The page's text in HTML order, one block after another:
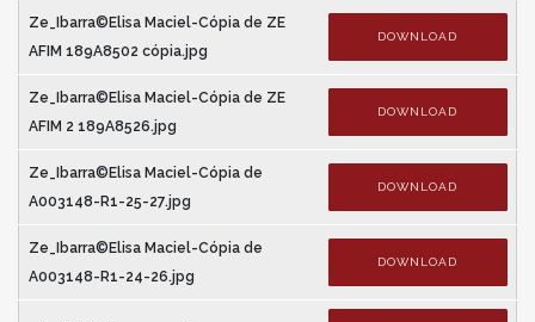
Ze_Ibarra©Elisa Maciel-Cópia de ZE
AFIM 189A8502 cópia.jpg
DOWNLOAD
Ze_Ibarra©Elisa Maciel-Cópia de ZE
AFIM 2 189A8526.jpg
DOWNLOAD
Ze_Ibarra©Elisa Maciel-Cópia de
A003148-R1-25-27.jpg
DOWNLOAD
Ze_Ibarra©Elisa Maciel-Cópia de
A003148-R1-24-26.jpg
DOWNLOAD